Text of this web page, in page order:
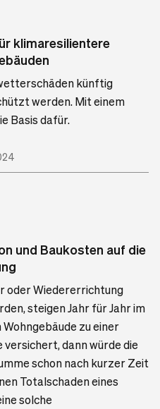
klimaresilientere
künftig
werden. Mit einem
Basis dafür.
und Baukosten auf die
oder Wiedererrichtung
steigen Jahr für Jahr im
zu einer
dann würde die
schon nach kurzer Zeit
Totalschaden eines
solche